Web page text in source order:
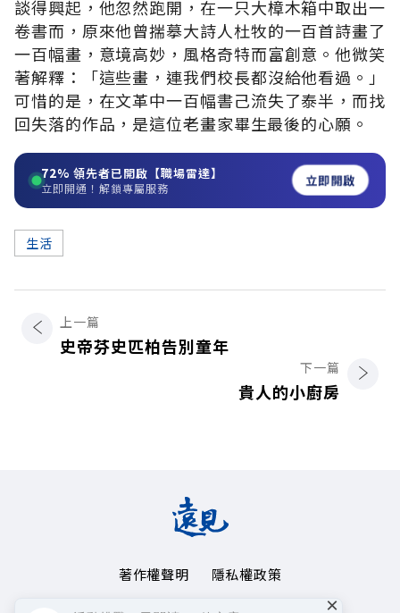
談得興起，他忽然跑開，在一只大樟木箱中取出一
卷書而，原來他曾揣摹大詩人杜牧的一百首詩畫了
一百幅畫，意境高妙，風格奇特而富創意。他微笑
著解釋：「這些畫，連我們校長都沒給他看過。」
可惜的是，在文革中一百幅書己流失了泰半，而找
回失落的作品，是這位老畫家畢生最後的心願。
72% 領先者已開啟【職場雷達】
立即開通！解鎖專屬服務 立即開啟
生活
上一篇
史帝芬史匹柏告別童年
下一篇
貴人的小廚房
著作權聲明
隱私權政策
Copyright© 1999~2026
×